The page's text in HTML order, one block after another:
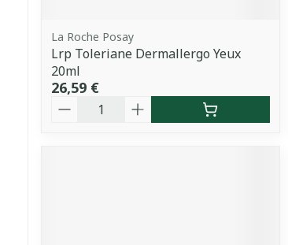
La Roche Posay
Lrp Toleriane Dermallergo Yeux
20ml
26,59 €
Quantité